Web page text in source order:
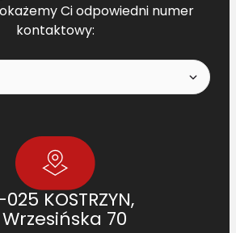
Ci odpowiedni numer
kontaktowy:
KOSTRZYN,
70